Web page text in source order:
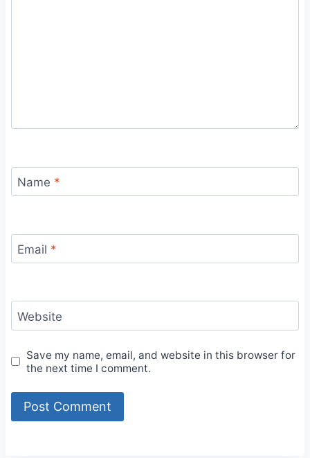
Name *
Email *
Website
Save my name, email, and website in this browser for
the next time I comment.